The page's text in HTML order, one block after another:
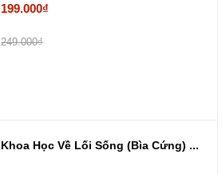
199.000₫
249.000₫
Khoa Học Về Lối Sống (Bìa Cứng) ...